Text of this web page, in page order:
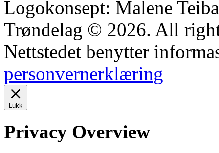
Logokonsept: Malene
Trøndelag © 2026. All
Nettstedet benytter
personvernerklæring
Lukk
Privacy Overview